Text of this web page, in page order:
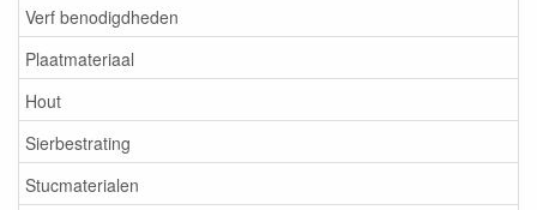
Verf benodigdheden
Plaatmateriaal
Hout
Sierbestrating
Stucmaterialen